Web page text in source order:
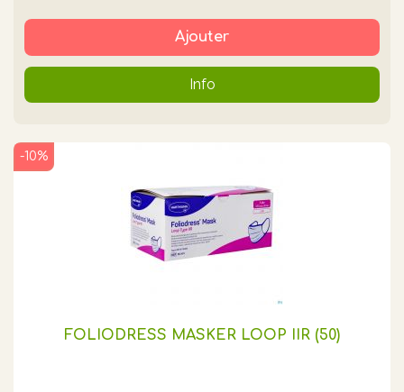
Ajouter
Info
FOLIODRESS MASKER LOOP IIR (50)
-10%